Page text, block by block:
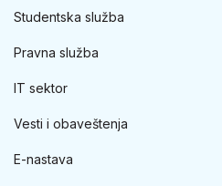
Studentska služba
Pravna služba
IT sektor
Vesti i obaveštenja
E-nastava